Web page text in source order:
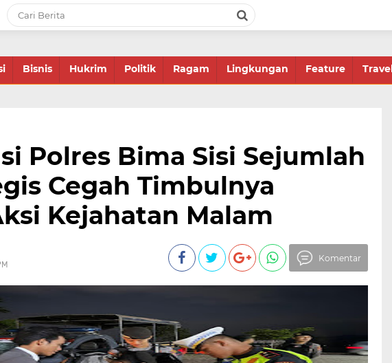
Bisnis Hukrim Politik Ragam Lingkungan Feature
Polres Bima Sisi Sejumlah
Cegah Timbulnya
Kejahatan Malam
Komentar